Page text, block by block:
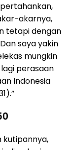
akarnya,
tetapi dengan
saya yakin
mungkin
perasaan
Indonesia
kutipannya,